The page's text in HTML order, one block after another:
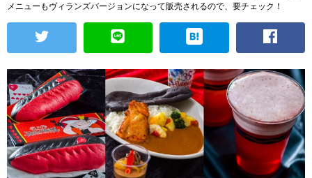
メニューもヴィランズバージョンになって販売されるので、要チェック！